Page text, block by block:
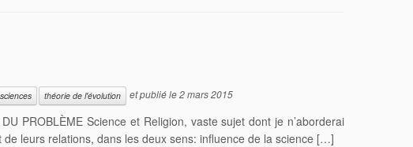
sciences théorie de l'évolution et publié le2 mars 2015
PROBLÈME Science et Religion, vaste sujet dont je n’aborderai
leurs relations, dans les deux sens: influence de la science […]